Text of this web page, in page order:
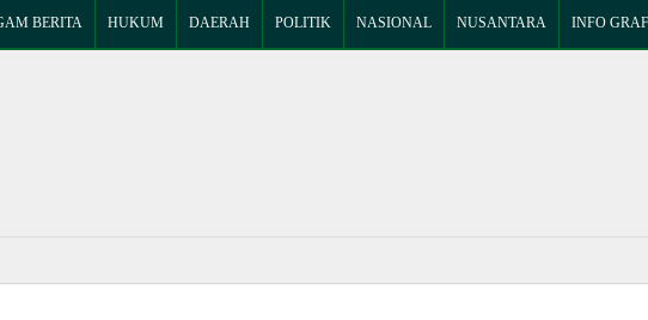
BERITA HUKUM DAERAH POLITIK NASIONAL NUSANTARA INFO